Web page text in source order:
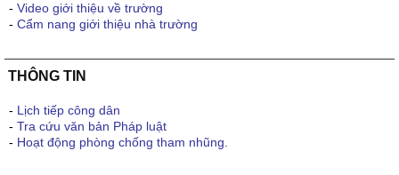
- Video giới thiệu về trường
- Cẩm nang giới thiệu nhà trường
THÔNG TIN
- Lịch tiếp công dân
- Tra cứu văn bản Pháp luật
- Hoạt động phòng chống tham nhũng.